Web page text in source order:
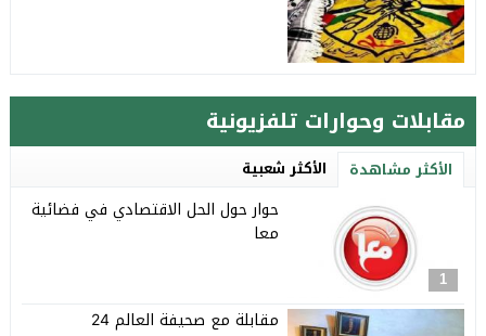
مقابلات وحوارات تلفزيونية
الأكثر مشاهدة الأكثر شعبية
1
حوار حول الحل الاقتصادي في فضائية
معا
مقابلة مع صحيفة العالم 24